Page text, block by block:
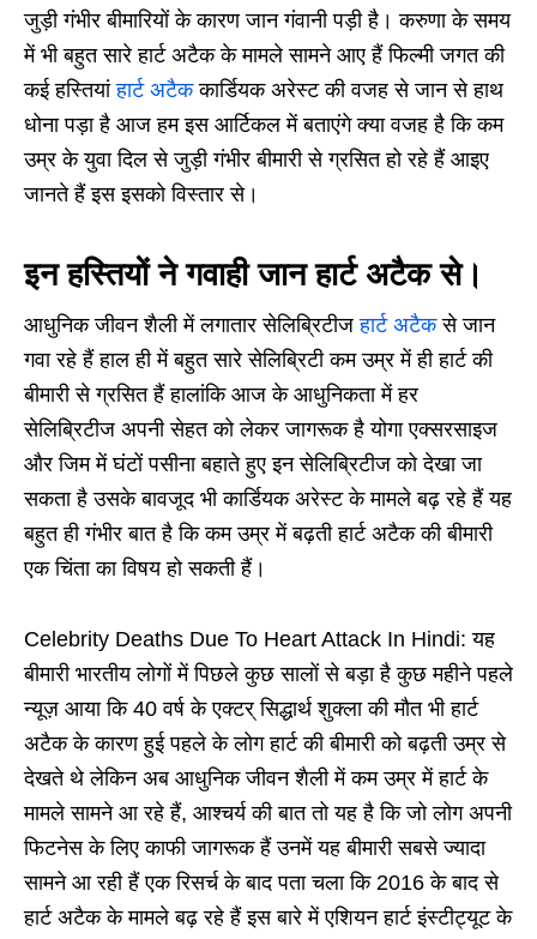
जुड़ी गंभीर बीमारियों के कारण जान गंवानी पड़ी है। करुणा के समय
में भी बहुत सारे हार्ट अटैक के मामले सामने आए हैं फिल्मी जगत की
कई हस्तियांहार्ट अटैककार्डियक अरेस्ट की वजह से जान से हाथ
धोना पड़ा है आज हम इस आर्टिकल में बताएंगे क्या वजह है कि कम
उम्र के युवा दिल से जुड़ी गंभीर बीमारी से ग्रसित हो रहे हैं आइए
जानते हैं इस इसको विस्तार से।
इन हस्तियों ने गवाही जान हार्ट अटैक से।
आधुनिक जीवन शैली में लगातार सेलिब्रिटीजहार्ट अटैकसे जान
गवा रहे हैं हाल ही में बहुत सारे सेलिब्रिटी कम उम्र में ही हार्ट की
बीमारी से ग्रसित हैं हालांकि आज के आधुनिकता में हर
सेलिब्रिटीज अपनी सेहत को लेकर जागरूक है योगा एक्सरसाइज
और जिम में घंटों पसीना बहाते हुए इन सेलिब्रिटीज को देखा जा
सकता है उसके बावजूद भी कार्डियक अरेस्ट के मामले बढ़ रहे हैं यह
बहुत ही गंभीर बात है कि कम उम्र में बढ़ती हार्ट अटैक की बीमारी
एक चिंता का विषय हो सकती हैं।
Celebrity Deaths Due To Heart Attack In Hindi: यह
बीमारी भारतीय लोगों में पिछले कुछ सालों से बड़ा है कुछ महीने पहले
न्यूज़ आया कि 40 वर्ष के एक्टर् सिद्धार्थ शुक्ला की मौत भी हार्ट
अटैक के कारण हुई पहले के लोग हार्ट की बीमारी को बढ़ती उम्र से
देखते थे लेकिन अब आधुनिक जीवन शैली में कम उम्र में हार्ट के
मामले सामने आ रहे हैं, आश्चर्य की बात तो यह है कि जो लोग अपनी
फिटनेस के लिए काफी जागरूक हैं उनमें यह बीमारी सबसे ज्यादा
सामने आ रही हैं एक रिसर्च के बाद पता चला कि 2016 के बाद से
हार्ट अटैक के मामले बढ़ रहे हैं इस बारे में एशियन हार्ट इंस्टीट्यूट के